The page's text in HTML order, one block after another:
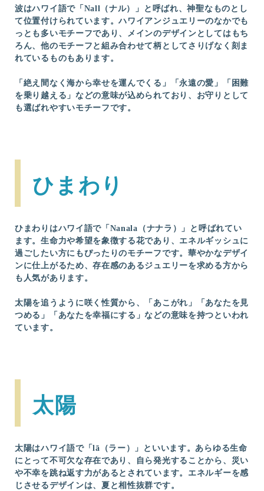
波はハワイ語で「Nall（ナル）」と呼ばれ、神聖なものとし
て位置付けられています。ハワイアンジュエリーのなかでも
っとも多いモチーフであり、メインのデザインとしてはもち
ろん、他のモチーフと組み合わせて柄としてさりげなく刻ま
れているものもあります。
「絶え間なく海から幸せを運んでくる」「永遠の愛」「困難
を乗り越える」などの意味が込められており、お守りとして
も選ばれやすいモチーフです。
ひまわり
ひまわりはハワイ語で「Nanala（ナナラ）」と呼ばれてい
ます。生命力や希望を象徴する花であり、エネルギッシュに
過ごしたい方にもぴったりのモチーフです。華やかなデザイ
ンに仕上がるため、存在感のあるジュエリーを求める方から
も人気があります。
太陽を追うように咲く性質から、「あこがれ」「あなたを見
つめる」「あなたを幸福にする」などの意味を持つといわれ
ています。
太陽
太陽はハワイ語で「lā（ラー）」といいます。あらゆる生命
にとって不可欠な存在であり、自ら発光することから、災い
や不幸を跳ね返す力があるとされています。エネルギーを感
じさせるデザインは、夏と相性抜群です。